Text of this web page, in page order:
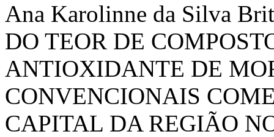
Ana Karolinne da Silva
DO TEOR DE
ANTIOXIDANTE DE
CONVENCIONAIS
CAPITAL DA REGIÃO